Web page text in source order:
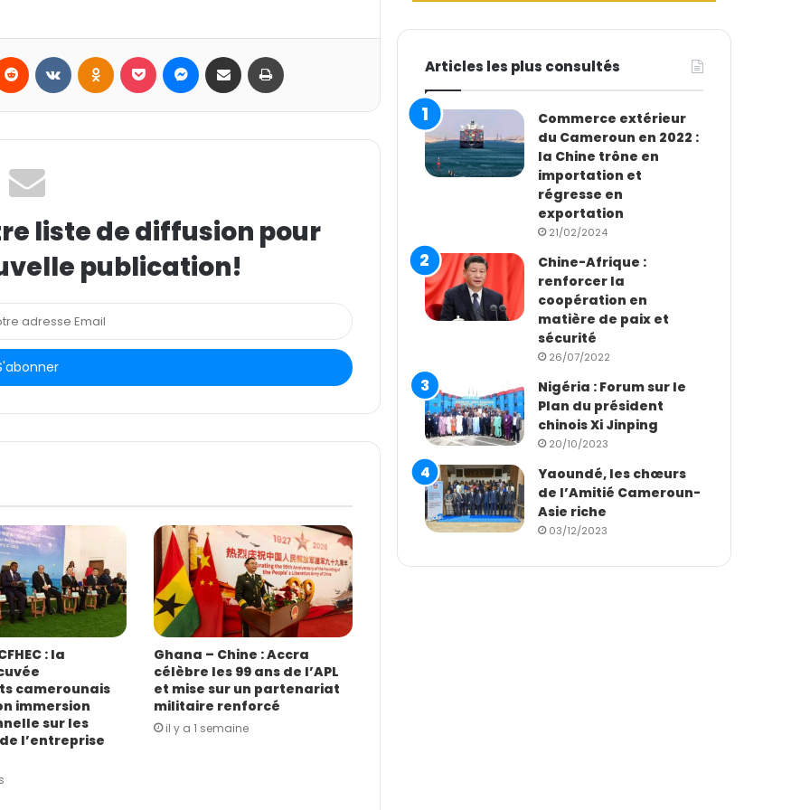
liste de diffusion pour
publication!
: la
camerounais
immersion
sur les
l’entreprise
Ghana – Chine : Accra
célèbre les 99 ans de l’APL
et mise sur un partenariat
militaire renforcé
il y a 1 semaine
Articles les plus consultés
Commerce extérieur
du Cameroun en 2022 :
la Chine trône en
importation et
régresse en
exportation
21/02/2024
Chine-Afrique :
renforcer la
coopération en
matière de paix et
sécurité
26/07/2022
Nigéria : Forum sur le
Plan du président
chinois Xi Jinping
20/10/2023
Yaoundé, les chœurs
de l’Amitié Cameroun-
Asie riche
03/12/2023